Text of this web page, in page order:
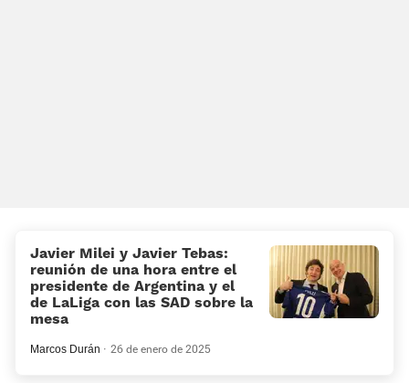
Javier Milei y Javier Tebas:
reunión de una hora entre el
presidente de Argentina y el
de LaLiga con las SAD sobre la
mesa
Marcos Durán 26 de enero de 2025